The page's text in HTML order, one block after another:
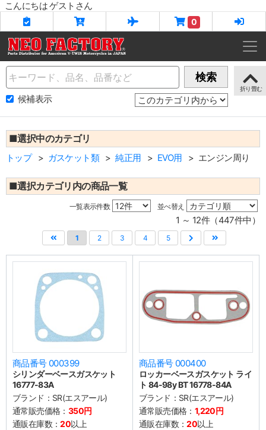
こんにちは ゲストさん
0
Name 検索
候補表示
■選択中のカテゴリ
トップ ガスケット類 純正用 EVO用 エンジン周り
■選択カテゴリ内の商品一覧
一覧表示件数 並べ替え
1 ～ 12件（447件中）
1 2 3 4 5
商品番号 000399
シリンダーベースガスケット
16777-83A
ブランド： SR(エスアール)
通常販売価格： 350円
通販在庫数：20以上
商品番号 000400
ロッカーベースガスケット ライ
ト 84-98y BT 16778-84A
ブランド： SR(エスアール)
通常販売価格： 1,220円
通販在庫数：20以上